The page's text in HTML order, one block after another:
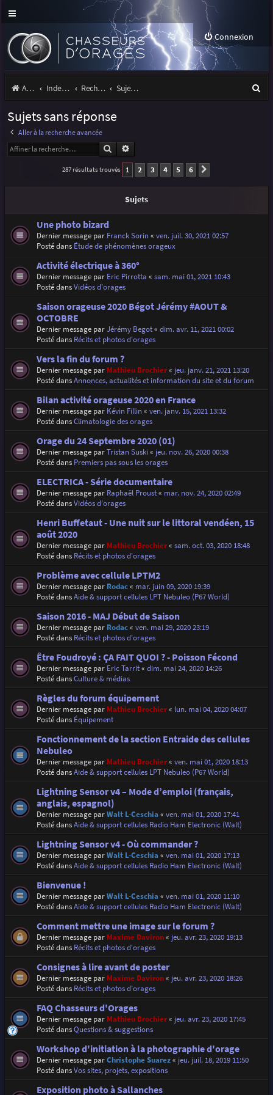
Connexion
Accueil Index du forum Rechercher Sujets sans réponse
h
Sujets sans réponse
Aller à la recherche avancée
Rechercher
287 résultats trouvés 1 2 3 4 5 6
Sujets
Une photo bizard
Dernier message par Franck Sorin« ven. juil. 30, 2021 02:57
Posté dans Étude de phénomènes orageux
Activité électrique à 360°
Dernier message par Eric Pirrotta « sam. mai 01, 2021 10:43
Posté dansVidéos d'orages
Saison orageuse 2020 Bégot Jérémy #AOUT &
OCTOBRE
Dernier message parJérémy Begot« dim. avr. 11, 2021 00:02
Posté dans Récits et photos d'orages
Vers la fin du forum ?
Dernier message par Mathieu Brochier« jeu. janv. 21, 2021 13:20
Posté dansAnnonces, actualités et information du site et du forum
Bilan activité orageuse 2020 en France
Dernier message par Kévin Fillin« ven. janv. 15, 2021 13:32
Posté dansClimatologie des orages
Orage du 24 Septembre 2020 (01)
Dernier message parTristan Suski« jeu. nov. 26, 2020 00:38
Posté dans Premiers pas sous les orages
ELECTRICA - Série documentaire
Dernier message par Raphaël Proust« mar. nov. 24, 2020 02:49
Posté dansVidéos d'orages
Henri Buffetaut - Une nuit sur le littoral vendéen, 15
août 2020
Dernier message par Mathieu Brochier« sam. oct. 03, 2020 18:48
Posté dans Récits et photos d'orages
Problème avec cellule LPTM2
Dernier message par Rodac« mar. juin 09, 2020 19:39
Posté dansAide & support cellules LPT Nebuleo (P67 World)
Saison 2016 - MAJ Début de Saison
Dernier message par Rodac« ven. mai 29, 2020 23:19
Posté dans Récits et photos d'orages
Être Foudroyé : ÇA FAIT QUOI ? - Poisson Fécond
Dernier message par Eric Tarrit« dim. mai 24, 2020 14:26
Posté dansCulture & médias
Règles du forum équipement
Dernier message par Mathieu Brochier« lun. mai 04, 2020 04:07
Posté dans Équipement
Fonctionnement de la section Entraide des cellules
Nebuleo
Dernier message par Mathieu Brochier« ven. mai 01, 2020 18:13
Posté dansAide & support cellules LPT Nebuleo (P67 World)
Lightning Sensor v4 – Mode d’emploi (français,
anglais, espagnol)
Dernier message parWalt L-Ceschia « ven. mai 01, 2020 17:41
Posté dansAide & support cellules Radio Ham Electronic (Walt)
Lightning Sensor v4 - Où commander ?
Dernier message parWalt L-Ceschia « ven. mai 01, 2020 17:13
Posté dansAide & support cellules Radio Ham Electronic (Walt)
Bienvenue !
Dernier message parWalt L-Ceschia « ven. mai 01, 2020 11:10
Posté dansAide & support cellules Radio Ham Electronic (Walt)
Comment mettre une image sur le forum ?
Dernier message par Maxime Daviron« jeu. avr. 23, 2020 19:13
Posté dans Récits et photos d'orages
Consignes à lire avant de poster
Dernier message par Maxime Daviron« jeu. avr. 23, 2020 18:26
Posté dans Récits et photos d'orages
FAQ Chasseurs d'Orages
Dernier message par Mathieu Brochier« jeu. avr. 23, 2020 17:45
Posté dansQuestions & suggestions
Workshop d'initiation à la photographie d'orage
Dernier message parChristophe Suarez« jeu. juil. 18, 2019 11:50
Posté dansVos sites, projets, expositions
Exposition photo à Sallanches